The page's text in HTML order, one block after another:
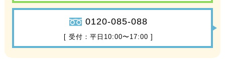
0120-085-088
[ 受付：平日10:00〜17:00 ]